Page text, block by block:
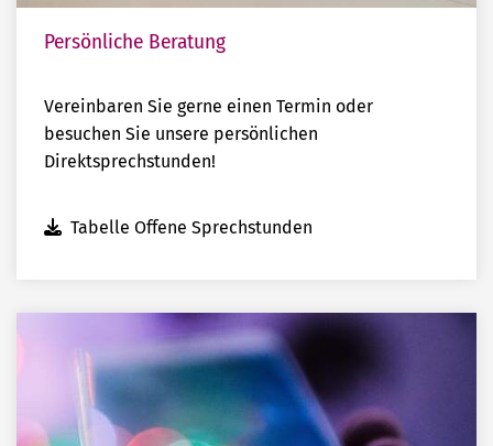
Persönliche Beratung
Vereinbaren Sie gerne einen Termin oder
besuchen Sie unsere persönlichen
Direktsprechstunden!
Tabelle Offene Sprechstunden